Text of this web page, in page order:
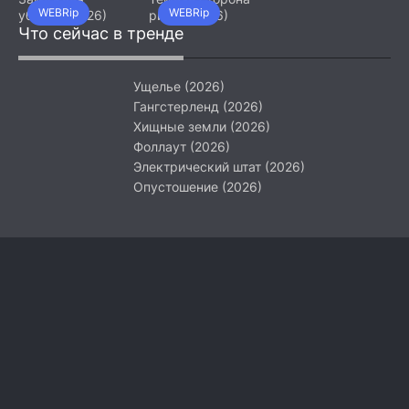
WEBRip
убийца (2026)
WEBRip
ринга (2026)
Что сейчас в тренде
Ущелье (2026)
Гангстерленд (2026)
Хищные земли (2026)
Фоллаут (2026)
Электрический штат (2026)
Опустошение (2026)